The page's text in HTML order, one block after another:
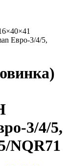
Евро-3/4/5,
3/4/5,
NQR71